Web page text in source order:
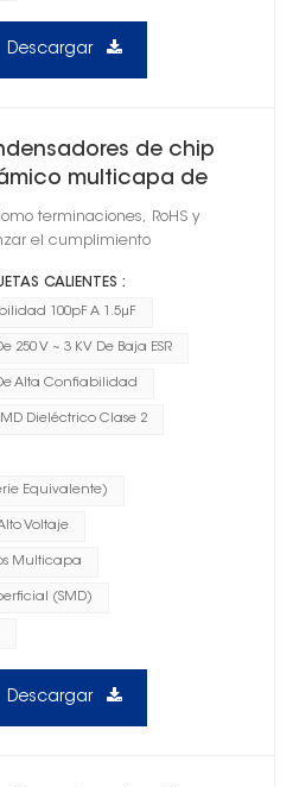
Descargar
de chip
multicapa de
voltaje X7R
terminaciones, RoHS y
el cumplimiento
CALIENTES :
100pF A 1.5μF
V ~ 3 KV De Baja ESR
Alta Confiabilidad
Dieléctrico Clase 2
Equivalente)
Voltaje
Multicapa
(SMD)
Descargar